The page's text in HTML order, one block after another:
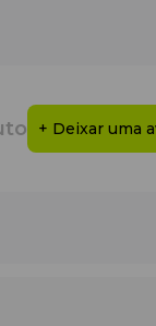
+ Deixar uma